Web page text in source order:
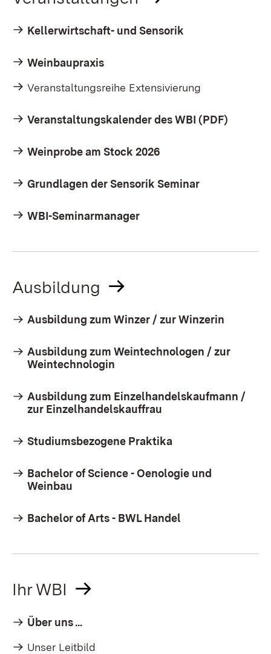
Kellerwirtschaft- und Sensorik
Weinbaupraxis
Veranstaltungsreihe Extensivierung
Veranstaltungskalender des WBI (PDF)
Weinprobe am Stock 2026
Grundlagen der Sensorik Seminar
WBI-Seminarmanager
Ausbildung
Ausbildung zum Winzer / zur Winzerin
Ausbildung zum Weintechnologen / zur
Weintechnologin
Ausbildung zum Einzelhandelskaufmann /
zur Einzelhandelskauffrau
Studiumsbezogene Praktika
Bachelor of Science - Oenologie und
Weinbau
Bachelor of Arts - BWL Handel
Ihr WBI
Über uns ...
Unser Leitbild